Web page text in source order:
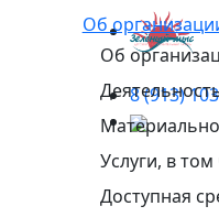
8 (913)
Об
Об
Услуги, в
Доступная